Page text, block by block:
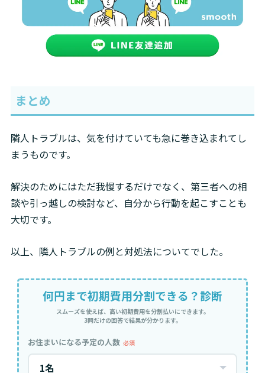
まとめ
隣人トラブルは、気を付けていても急に巻き込まれてし
まうものです。
解決のためにはただ我慢するだけでなく、第三者への相
談や引っ越しの検討など、自分から行動を起こすことも
大切です。
以上、隣人トラブルの例と対処法についてでした。
何円まで初期費用分割できる？診断
スムーズを使えば、高い初期費用を分割払いにできます。
3問だけの回答で結果が分かります。
お住まいになる予定の人数 必須